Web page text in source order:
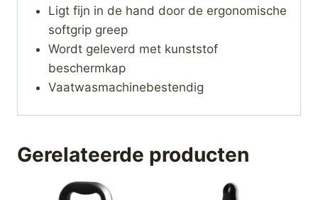
Ligt fijn in de hand door de ergonomische
softgrip greep
Wordt geleverd met kunststof
beschermkap
Vaatwasmachinebestendig
Gerelateerde producten